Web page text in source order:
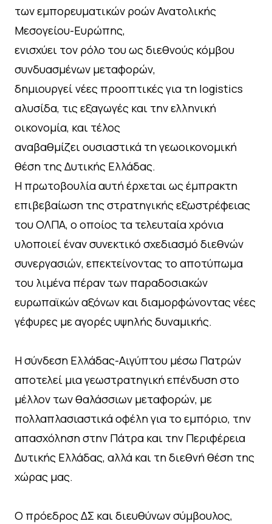
των εμπορευματικών ροών Ανατολικής
Μεσογείου-Ευρώπης,
ενισχύει τον ρόλο του ως διεθνούς κόμβου
συνδυασμένων μεταφορών,
δημιουργεί νέες προοπτικές για τη logistics
αλυσίδα, τις εξαγωγές και την ελληνική
οικονομία, και τέλος
αναβαθμίζει ουσιαστικά τη γεωοικονομική
θέση της Δυτικής Ελλάδας.
Η πρωτοβουλία αυτή έρχεται ως έμπρακτη
επιβεβαίωση της στρατηγικής εξωστρέφειας
του ΟΛΠΑ, ο οποίος τα τελευταία χρόνια
υλοποιεί έναν συνεκτικό σχεδιασμό διεθνών
συνεργασιών, επεκτείνοντας το αποτύπωμα
του λιμένα πέραν των παραδοσιακών
ευρωπαϊκών αξόνων και διαμορφώνοντας νέες
γέφυρες με αγορές υψηλής δυναμικής.
Η σύνδεση Ελλάδας-Αιγύπτου μέσω Πατρών
αποτελεί μια γεωστρατηγική επένδυση στο
μέλλον των θαλάσσιων μεταφορών, με
πολλαπλασιαστικά οφέλη για το εμπόριο, την
απασχόληση στην Πάτρα και την Περιφέρεια
Δυτικής Ελλάδας, αλλά και τη διεθνή θέση της
χώρας μας.
Ο πρόεδρος ΔΣ και διευθύνων σύμβουλος,